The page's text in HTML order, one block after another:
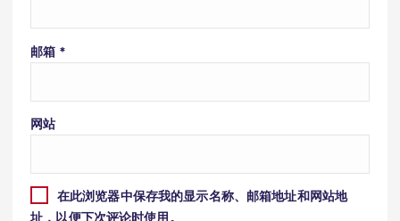
邮箱 *
网站
在此浏览器中保存我的显示名称、邮箱地址和网站地
址，以便下次评论时使用。